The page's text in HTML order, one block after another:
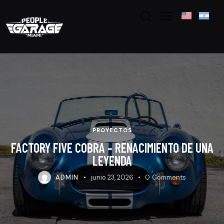
PROYECTOS
FACTORY FIVE COBRA – RENACIMIENTO DE UNA
LEYENDA
ADMIN junio 23, 2026 0 Comments